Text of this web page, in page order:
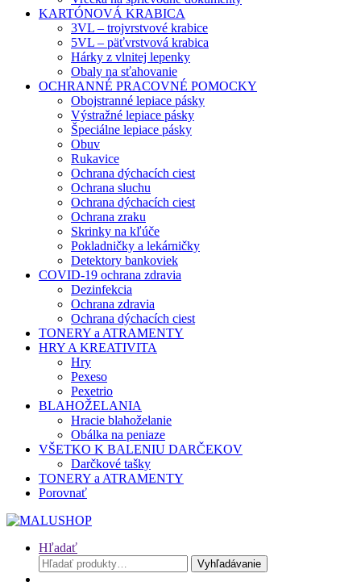
KARTÓNOVÁ KRABICA
3VL – trojvrstvové krabice
5VL – päťvrstvová krabica
Hárky z vlnitej lepenky
Obaly na sťahovanie
OCHRANNÉ PRACOVNÉ POMOCKY
Obojstranné lepiace pásky
Výstražné lepiace pásky
Špeciálne lepiace pásky
Obuv
Rukavice
Ochrana dýchacích ciest
Ochrana sluchu
Ochrana dýchacích ciest
Ochrana zraku
Skrinky na kľúče
Pokladničky a lekárničky
Detektory bankoviek
COVID-19 ochrana zdravia
Dezinfekcia
Ochrana zdravia
Ochrana dýchacích ciest
TONERY a ATRAMENTY
HRY A KREATIVITA
Hry
Pexeso
Pexetrio
BLAHOŽELANIA
Hracie blahoželanie
Obálka na peniaze
VŠETKO K BALENIU DARČEKOV
Darčkové tašky
TONERY a ATRAMENTY
Porovnať
Hľadať
Hľadať:
Vyhľadávanie